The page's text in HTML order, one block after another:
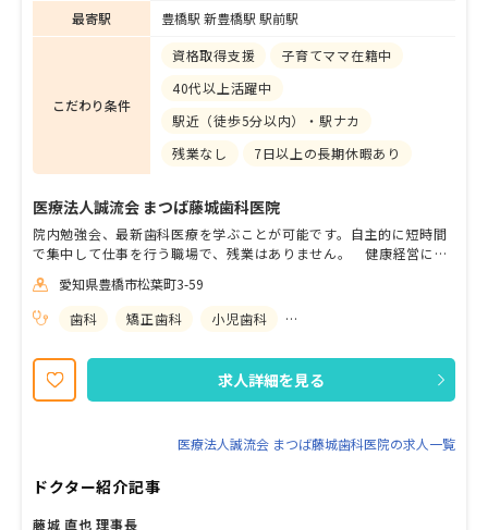
最寄駅
豊橋駅 新豊橋駅 駅前駅
こだわり条件
資格取得支援
子育てママ在籍中
40代以上活躍中
駅近（徒歩5分以内）・駅ナカ
残業なし
7日以上の長期休暇あり
医療法人誠流会 まつば藤城歯科医院
院内勉強会、最新歯科医療を学ぶことが可能です。自主的に短時間
で集中して仕事を行う職場で、残業はありません。 健康経営に取
愛知県豊橋市松葉町3-59
歯科
矯正歯科 小児歯科
求人詳細を見る
医療法人誠流会 まつば藤城歯科医院の求人一覧
ドクター紹介記事
藤城 直也 理事長